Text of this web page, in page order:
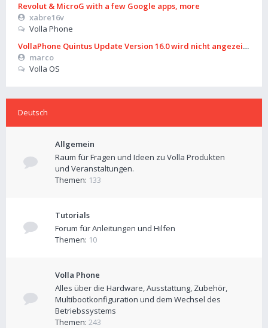
Revolut & MicroG with a few Google apps, more
xabre16v
Volla Phone
VollaPhone Quintus Update Version 16.0 wird nicht angezeigt
marco
Volla OS
Deutsch
Allgemein
Raum für Fragen und Ideen zu Volla Produkten
und Veranstaltungen.
Themen: 133
Tutorials
Forum für Anleitungen und Hilfen
Themen: 10
Volla Phone
Alles über die Hardware, Ausstattung, Zubehör,
Multibootkonfiguration und dem Wechsel des
Betriebssystems
Themen: 243